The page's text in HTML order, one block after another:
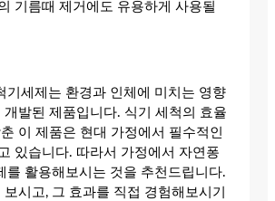
기름때 제거에도 유용하게 사용될
기세제는 환경과 인체에 미치는 영향
개발된 제품입니다. 식기 세척의 효율
이 제품은 현대 가정에서 필수적인
있습니다. 따라서 가정에서 자연퐁
를 활용해보시는 것을 추천드립니다.
보시고, 그 효과를 직접 경험해보시기